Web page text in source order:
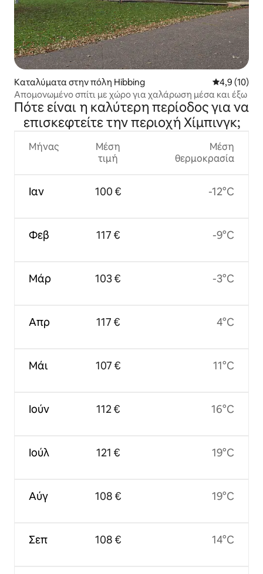
Καταλύματα στην πόλη Hibbing Μέση
4,9 (10)
Απομονωμένο σπίτι με χώρο για χαλάρωση μέσα και έξω
Πότε είναι η καλύτερη περίοδος για να
επισκεφτείτε την περιοχή Χίμπινγκ;
Μήνας
Ιαν
Φεβ
Μάρ
Απρ
Μάι
Ιούν
Ιούλ
Αύγ
Σεπ
Μέση
τιμή
100 €
117 €
103 €
117 €
107 €
112 €
121 €
108 €
108 €
Μέση
θερμοκρασία
-12°C
-9°C
-3°C
4°C
11°C
16°C
19°C
19°C
14°C